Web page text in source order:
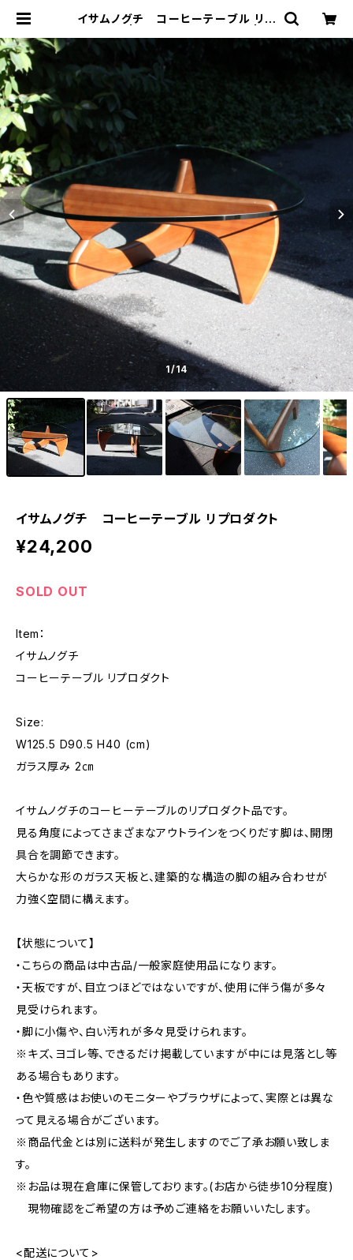
イサムノグチ コーヒーテーブル リプ
宿区神楽坂のリサイクルショップ・古
1/14
イサムノグチ コーヒーテーブル リプロダクト
¥24,200
SOLD OUT
Item：
イサムノグチ
コーヒーテーブル リプロダクト
Size:
W125.5 D90.5 H40 (cm)
ガラス厚み 2㎝
イサムノグチのコーヒーテーブルのリプロダクト品です。
見る角度によってさまざまなアウトラインをつくりだす脚は、開閉
具合を調節できます。
大らかな形のガラス天板と、建築的な構造の脚の組み合わせが
力強く空間に構えます。
【状態について】
・こちらの商品は中古品/一般家庭使用品になります。
・天板ですが、目立つほどではないですが、使用に伴う傷が多々
見受けられます。
・脚に小傷や、白い汚れが多々見受けられます。
※キズ、ヨゴレ等、できるだけ掲載していますが中には見落とし等
ある場合もあります。
・色や質感はお使いのモニターやブラウザによって、実際とは異な
って見える場合がございます。
※商品代金とは別に送料が発生しますのでご了承お願い致しま
す。
※お品は現在倉庫に保管しております。(お店から徒歩10分程度)
現物確認をご希望の方は予めご連絡をお願いいたします。
<配送について>